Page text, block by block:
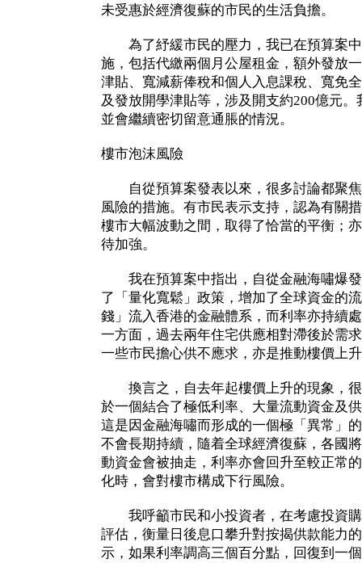
未受惠於經濟復蘇的市民的生活負擔。
為了紓緩市民的壓力，我已在預算案中
施，包括代繳兩個月公屋租金，額外發放
津貼、寬減薪俸稅和個人入息課稅、寬免
及發放開學津貼等，涉及開支約200億元
並會繼續密切留意通脹的情況。
樓市泡沫風險
自從預算案發表以來，很多討論都聚焦
風險的措施。有市民表示支持，認為有關
樓市大幅波動之間，取得了恰當的平衡；
待加強。
我在預算案中指出，自從金融海嘯爆發
了「量化寬鬆」政策，增加了全球資金的
錢」流入香港的金融體系，而利率亦持續
一方面，過去兩年住宅供應相對滯後於需
一些市民擔心供不應求，亦是推動樓價上
換言之，自去年起樓價上升的現象，很
於一個結合了極低利率、大量流動資金及
這是因金融海嘯而形成的一個極「異常」
不會長期持續，隨着全球經濟復蘇，各國
動資金會被抽走，利率亦會回升至較正常
化時，會對樓市構成下行風險。
我呼籲市民和小投資者，在考慮投資購
評估，衡量日後息口攀升對按揭供款能力
示，如果利率調高三個百分點，回復到一